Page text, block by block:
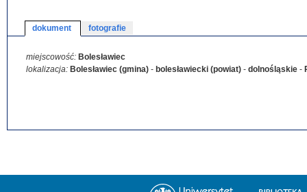
dokument fotografie
miejscowość: Bolesławiec
lokalizacja: Bolesławiec (gmina) - bolesławiecki (powiat) - dolnośląskie -